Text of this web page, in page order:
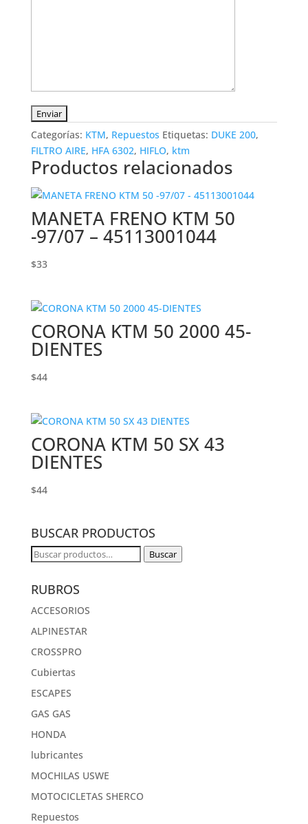
Categorías: KTM, Repuestos Etiquetas: DUKE 200,
FILTRO AIRE, HFA 6302, HIFLO, ktm
Productos relacionados
MANETA FRENO KTM 50
-97/07 – 45113001044
$33
CORONA KTM 50 2000 45-
DIENTES
$44
CORONA KTM 50 SX 43
DIENTES
$44
BUSCAR PRODUCTOS
Buscar
Buscar
RUBROS
ACCESORIOS
ALPINESTAR
CROSSPRO
Cubiertas
ESCAPES
GAS GAS
HONDA
lubricantes
MOCHILAS USWE
MOTOCICLETAS SHERCO
Repuestos